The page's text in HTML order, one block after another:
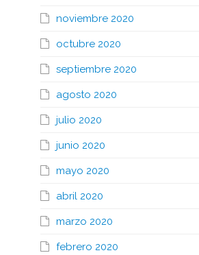
noviembre 2020
octubre 2020
septiembre 2020
agosto 2020
julio 2020
junio 2020
mayo 2020
abril 2020
marzo 2020
febrero 2020